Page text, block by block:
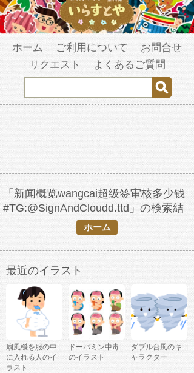
ホーム ご利用について
お問合せ
リクエスト
よくあるご質問
「新闻概览wangcai超级签审核多少钱
#TG:@SignAndCloudd.ttd」の検索結
ホーム
最近のイラスト
扇風機を服の中
に入れる人のイ
ラスト
ドーパミン中毒
のイラスト
ダブル台風のキ
ャラクター